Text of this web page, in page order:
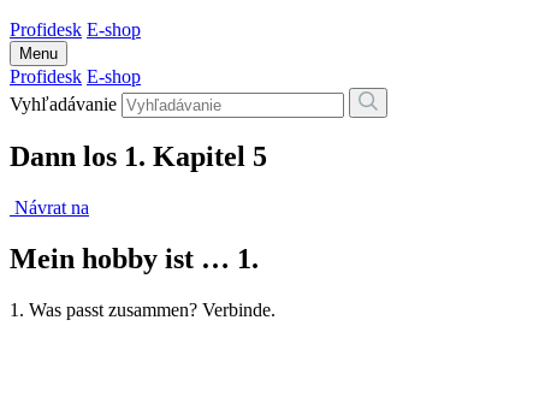
Profidesk E-shop
Menu
Profidesk E-shop
Vyhľadávanie
Dann los 1. Kapitel 5
Návrat na
Mein hobby ist … 1.
1. Was passt zusammen? Verbinde.